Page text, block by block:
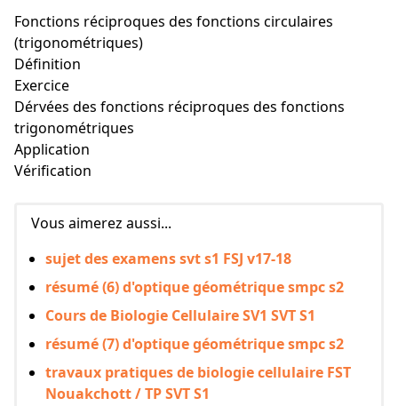
Fonctions réciproques des fonctions circulaires
(trigonométriques)
Définition
Exercice
Dérvées des fonctions réciproques des fonctions
trigonométriques
Application
Vérification
Vous aimerez aussi...
sujet des examens svt s1 FSJ v17-18
résumé (6) d'optique géométrique smpc s2
Cours de Biologie Cellulaire SV1 SVT S1
résumé (7) d'optique géométrique smpc s2
travaux pratiques de biologie cellulaire FST
Nouakchott / TP SVT S1